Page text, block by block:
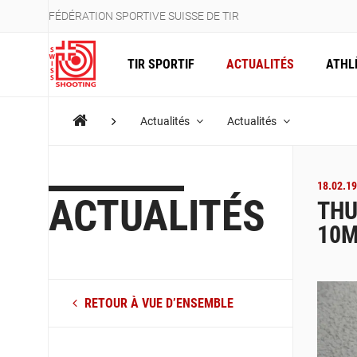
FÉDÉRATION SPORTIVE SUISSE DE TIR
TIR SPORTIF ACTUALITÉS
Actualités Actualités
ACTUALITÉS
RETOUR À VUE D’ENSEMBLE
18.02.19